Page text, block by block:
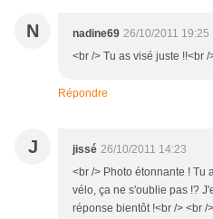
N nadine69 26/10/2011 19:25
<br /> Tu as visé juste !!<br /
Répondre
J jissé 26/10/2011 14:23
<br /> Photo étonnante ! Tu
vélo, ça ne s'oublie pas !?
réponse bientôt !<br /> <br /